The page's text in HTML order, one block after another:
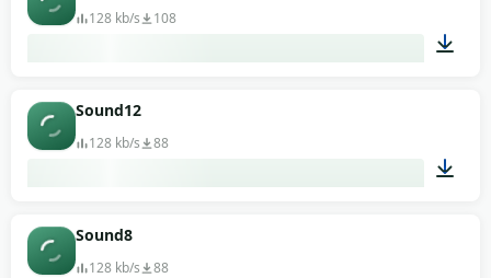
128 kb/s 108
Sound12
128 kb/s 88
Sound8
128 kb/s 88